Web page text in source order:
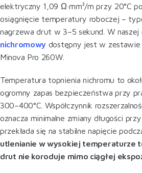
elektryczny 1,09 Ω·mm²/m przy 20°C
osiągnięcie temperatury roboczej –
nagrzewa drut w 3–5 sekund. W naszej
nichromowy dostępny jest w zestawie
Minova Pro 260W.
Temperatura topnienia nichromu to
ogromny zapas bezpieczeństwa przy
300–400°C. Współczynnik
oznacza minimalne zmiany długości
przekłada się na stabilne napięcie
utlenianie w wysokiej temperaturze
drut nie koroduje mimo ciągłej